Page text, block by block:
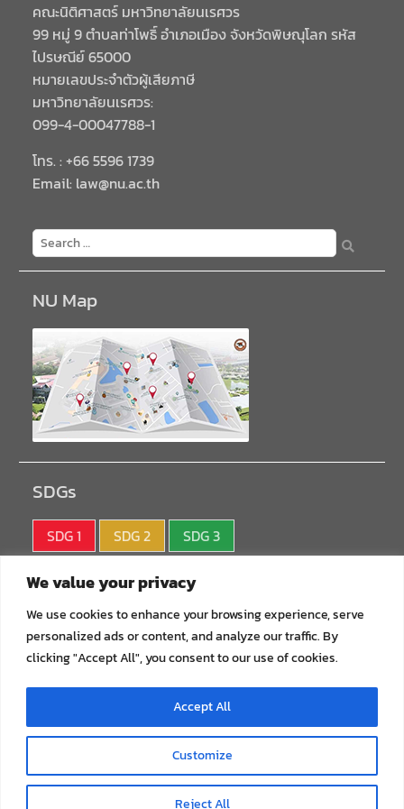
We value your privacy
We use cookies to enhance your browsing experience, serve
personalized ads or content, and analyze our traffic. By
clicking "Accept All", you consent to our use of cookies.
Customize
Reject All
Accept All
คณะนิติศาสตร์ มหาวิทยาลัยนเรศวร
99 หมู่ 9 ตำบลท่าโพธิ์ อำเภอเมือง จังหวัดพิษณุโลก รหัส
ไปรษณีย์ 65000
หมายเลขประจำตัวผู้เสียภาษี
มหาวิทยาลัยนเรศวร:
099-4-00047788-1
โทร. : +66 5596 1739
Email: law@nu.ac.th
NU Map
SDGs
SDG 1 SDG 2
SDG 3
SDG 4
SDG 7
SDG 8
SDG 9
SDG10
SDG11
SDG12
SDG13
SDG14
SDG15
Copyright © All rights reserved.